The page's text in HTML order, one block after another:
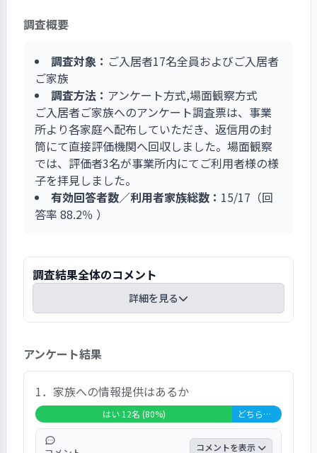
りを皆で得意なところを作業分担して作る等して
いる。
た写真は各居室や施設内に提示したり、１年毎に
個別のアルバムにしてご家族にお届けしている。
られ大好評である。面会時や運営推進会議でも事
業所での報告に写真を活用している。ただし状態
や病状に変化があった際はご家族へこまめにお電
話でお知らせしている。
調査概要
調査対象： ご入居者17名全員およびご入居者
ご家族
調査方法： アンケート方式,場面観察方式
ご入居者ご家族へのアンケート調査票は、事業
所より各家庭へ配布していただき、返信用の封
筒にて直接評価機関へ回収しました。場面観察
では、評価者3名が事業所内にてご利用者様の様
子を拝見しました。
有効回答者数／利用者家族総数： 15/17（回
答率 88.2％ ）
調査結果全体のコメント
詳細を見る
「満足」が8名、満足以上の感想が93%となって
おります。「不満」が1名で14%となっておりま
す。また自由記述としては「とても親切にして頂
いて感謝しています。」といったホームへの感謝
の意見が見られました。また、場面観察では下記
の通り、職員によるご入居者の機能や能力レベ
アンケート結果
1．家族への情報提供はあるか
はい 12名 (80%) どちらともいえない 3名 (20%)
コメントを表示